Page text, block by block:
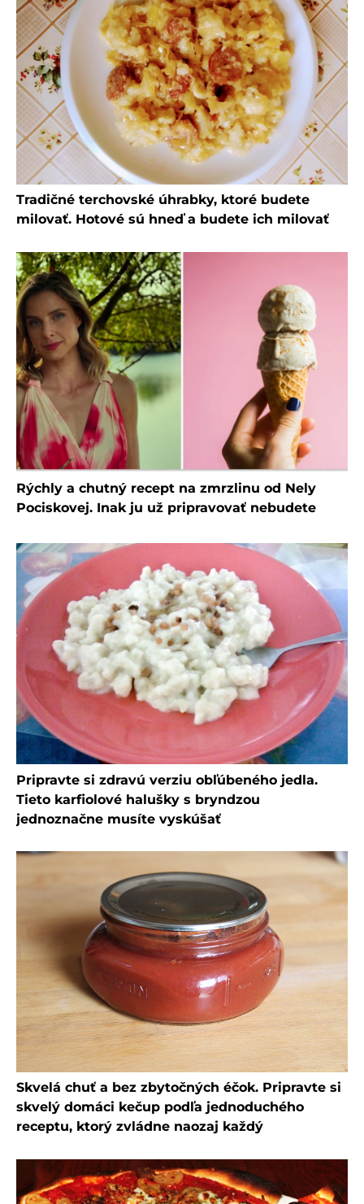
Tradičné terchovské úhrabky, ktoré budete
milovať. Hotové sú hneď a budete ich milovať
Rýchly a chutný recept na zmrzlinu od Nely
Pociskovej. Inak ju už pripravovať nebudete
Pripravte si zdravú verziu obľúbeného jedla.
Tieto karfiolové halušky s bryndzou
jednoznačne musíte vyskúšať
Skvelá chuť a bez zbytočných éčok. Pripravte si
skvelý domáci kečup podľa jednoduchého
receptu, ktorý zvládne naozaj každý